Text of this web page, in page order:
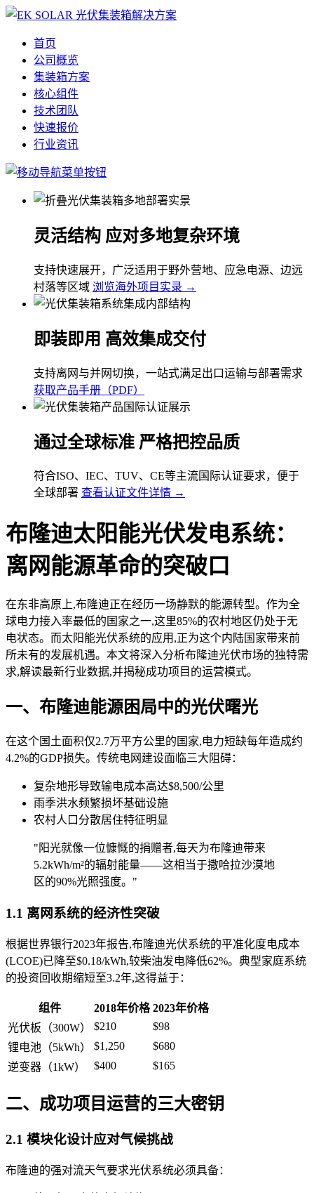
首页
公司概览
集装箱方案
核心组件
技术团队
快速报价
行业资讯
灵活结构 应对多地复杂环境
支持快速展开，广泛适用于野外营地、应急电源、边远
村落等区域 浏览海外项目实录 →
即装即用 高效集成交付
支持离网与并网切换，一站式满足出口运输与部署需求
获取产品手册（PDF）
通过全球标准 严格把控品质
符合ISO、IEC、TUV、CE等主流国际认证要求，便于
全球部署 查看认证文件详情 →
布隆迪太阳能光伏发电系统：
离网能源革命的突破口
在东非高原上,布隆迪正在经历一场静默的能源转型。作为全
球电力接入率最低的国家之一,这里85%的农村地区仍处于无
电状态。而太阳能光伏系统的应用,正为这个内陆国家带来前
所未有的发展机遇。本文将深入分析布隆迪光伏市场的独特需
求,解读最新行业数据,并揭秘成功项目的运营模式。
一、布隆迪能源困局中的光伏曙光
在这个国土面积仅2.7万平方公里的国家,电力短缺每年造成约
4.2%的GDP损失。传统电网建设面临三大阻碍：
复杂地形导致输电成本高达$8,500/公里
雨季洪水频繁损坏基础设施
农村人口分散居住特征明显
"阳光就像一位慷慨的捐赠者,每天为布隆迪带来
5.2kWh/m²的辐射能量——这相当于撒哈拉沙漠地
区的90%光照强度。"
1.1 离网系统的经济性突破
根据世界银行2023年报告,布隆迪光伏系统的平准化度电成本
(LCOE)已降至$0.18/kWh,较柴油发电降低62%。典型家庭系统
的投资回收期缩短至3.2年,这得益于：
组件 2018年价格 2023年价格
光伏板（300W）
$210
$98
锂电池（5kWh）
$1,250
$680
逆变器（1kW）
$400 $165
二、成功项目运营的三大密钥
2.1 模块化设计应对气候挑战
布隆迪的强对流天气要求光伏系统必须具备：